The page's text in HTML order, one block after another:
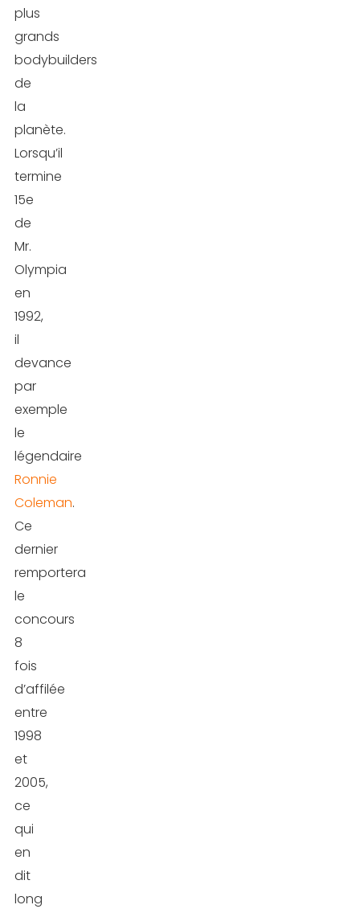
plus
grands
bodybuilders
de
la
planète.
Lorsqu’il
termine
15e
de
Mr.
Olympia
en
1992,
il
devance
par
exemple
le
légendaire
Ronnie
Coleman.
Ce
dernier
remportera
le
concours
8
fois
d’affilée
entre
1998
et
2005,
ce
qui
en
dit
long